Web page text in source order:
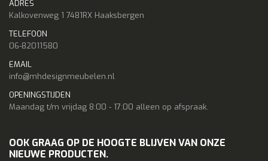
ADRES
Kalkovenweg 1 7481RX Haaksbergen
TELEFOON
06-82011580
EMAIL
info@mhdesignmeubelen.nl
OPENINGSTIJDEN
Maandag t/m vrijdag 8:00 - 17:00 alleen op afspraak.
OOK GRAAG OP DE HOOGTE BLIJVEN VAN ONZE
NIEUWE PRODUCTEN.